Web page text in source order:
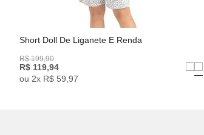
Short Doll De Liganete E Renda
R$ 199,90
R$ 119,94
ou 2x R$ 59 97